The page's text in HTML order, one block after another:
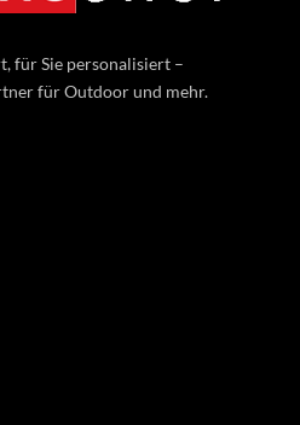
für Sie personalisiert –
für Outdoor und mehr.